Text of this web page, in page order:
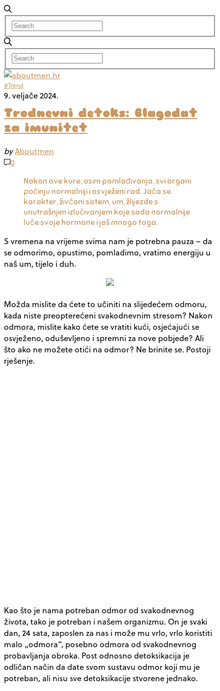
#Trend
9. veljače 2024.
Trodnevni detoks: Blagodat
za imunitet
byAboutmen
0
Nakon ove kure, osim pomlađivanja, svi organi
počinju normalniji i osvježeni rad. Jača se
karakter, živčani sistem, um, žlijezde s
unutrašnjim izlučivanjem koje sada normalnije
luče svoje hormone i još mnogo toga.
S vremena na vrijeme svima nam je potrebna pauza – da
se odmorimo, opustimo, pomladimo, vratimo energiju u
naš um, tijelo i duh.
Možda mislite da ćete to učiniti na slijedećem odmoru,
kada niste preopterećeni svakodnevnim stresom? Nakon
odmora, mislite kako ćete se vratiti kući, osjećajući se
osvježeno, oduševljeno i spremni za nove pobjede? Ali
što ako ne možete otići na odmor? Ne brinite se. Postoji
rješenje.
Kao što je nama potreban odmor od svakodnevnog
života, tako je potreban i našem organizmu. On je svaki
dan, 24 sata, zaposlen za nas i može mu vrlo, vrlo koristiti
malo „odmora“, posebno odmora od svakodnevnog
probavljanja obroka. Post odnosno detoksikacija je
odličan način da date svom sustavu odmor koji mu je
potreban, ali nisu sve detoksikacije stvorene jednako.